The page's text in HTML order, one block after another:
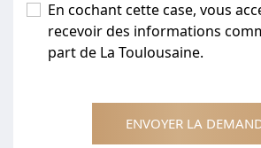
En cochant cette case, vous
recevoir des informations
part de La Toulousaine.
ENVOYER LA